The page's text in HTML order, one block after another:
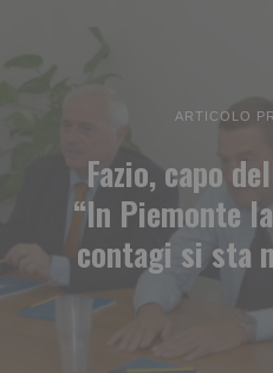
ARTICOLO
Fazio, capo
“In Piemonte
contagi si sta